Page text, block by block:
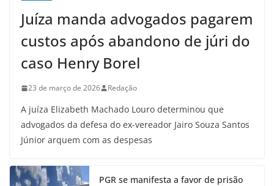
Juíza manda advogados pagarem
custos após abandono de júri do
caso Henry Borel
23 de março de 2026 Redação
A juíza Elizabeth Machado Louro determinou que
advogados da defesa do ex-vereador Jairo Souza Santos
Júnior arquem com as despesas
PGR se manifesta a favor de prisão